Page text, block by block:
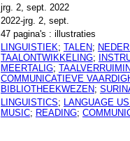
jrg. 2, sept. 2022
2022-jrg. 2, sept.
47 pagina's : illustraties
LINGUISTIEK; TALEN;
TAALONTWIKKELING;
MEERTALIG;
COMMUNICATIEVE
BIBLIOTHEEKWEZEN;
LINGUISTICS; LANGUAGE
MUSIC; READING;